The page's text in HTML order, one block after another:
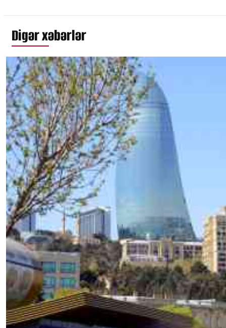
Digər xəbərlər